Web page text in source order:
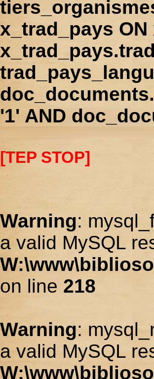
x_trad_pays
'1' AND
[TEP STOP]
Warning:
a valid MySQL
on line 218
Warning:
a valid MySQL